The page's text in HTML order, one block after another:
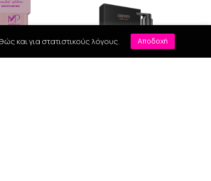
και για στατιστικούς λόγους. Αποδοχή